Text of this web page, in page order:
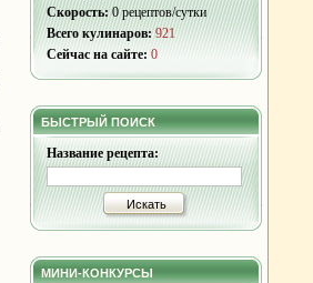
Скорость:0 рецептов/сутки
Всего кулинаров: 921
Сейчас на сайте: 0
БЫСТРЫЙ ПОИСК
Название рецепта:
Искать
МИНИ-КОНКУРСЫ